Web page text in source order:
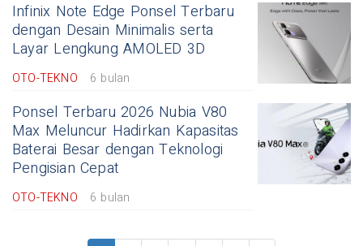
Infinix Note Edge Ponsel Terbaru
dengan Desain Minimalis serta
Layar Lengkung AMOLED 3D
OTO-TEKNO 6 bulan
Ponsel Terbaru 2026 Nubia V80
Max Meluncur Hadirkan Kapasitas
Baterai Besar dengan Teknologi
Pengisian Cepat
OTO-TEKNO 6 bulan